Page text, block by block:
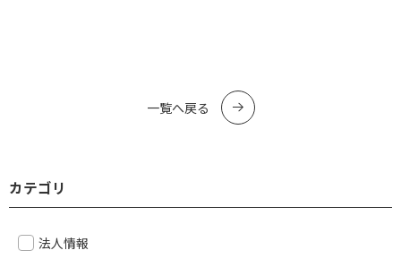
一覧へ戻る
カテゴリ
法人情報